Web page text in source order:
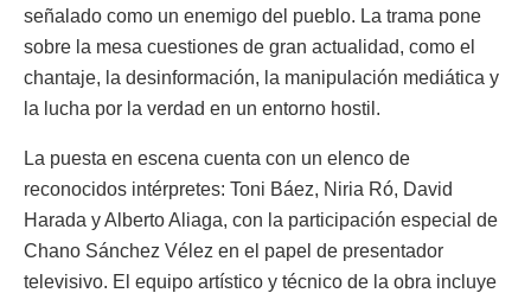
señalado como un enemigo del pueblo. La trama pone
sobre la mesa cuestiones de gran actualidad, como el
chantaje, la desinformación, la manipulación mediática y
la lucha por la verdad en un entorno hostil.
La puesta en escena cuenta con un elenco de
reconocidos intérpretes: Toni Báez, Niria Ró, David
Harada y Alberto Aliaga, con la participación especial de
Chano Sánchez Vélez en el papel de presentador
televisivo. El equipo artístico y técnico de la obra incluye